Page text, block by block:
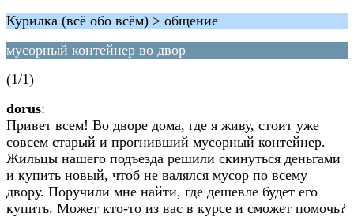
Курилка (всё обо всём) > общение
мусорный контейнер во двор
(1/1)
dorus:
Привет всем! Во дворе дома, где я живу, стоит уже
совсем старый и прогнивший мусорный контейнер.
Жильцы нашего подъезда решили скинуться деньгами
и купить новый, чтоб не валялся мусор по всему
двору. Поручили мне найти, где дешевле будет его
купить. Может кто-то из вас в курсе и сможет помочь?